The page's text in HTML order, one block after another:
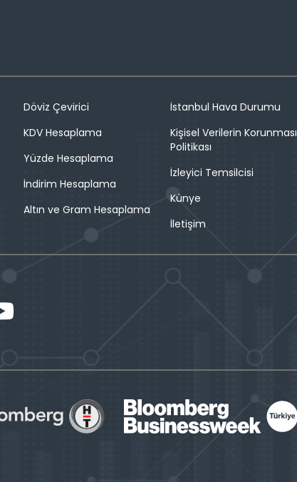
Döviz Çevirici
KDV Hesaplama
Yüzde Hesaplama
İndirim Hesaplama
Altın ve Gram Hesaplama
İstanbul Hava Durumu
Kişisel Verilerin Korunması
Politikası
İzleyici Temsilcisi
Künye
İletişim